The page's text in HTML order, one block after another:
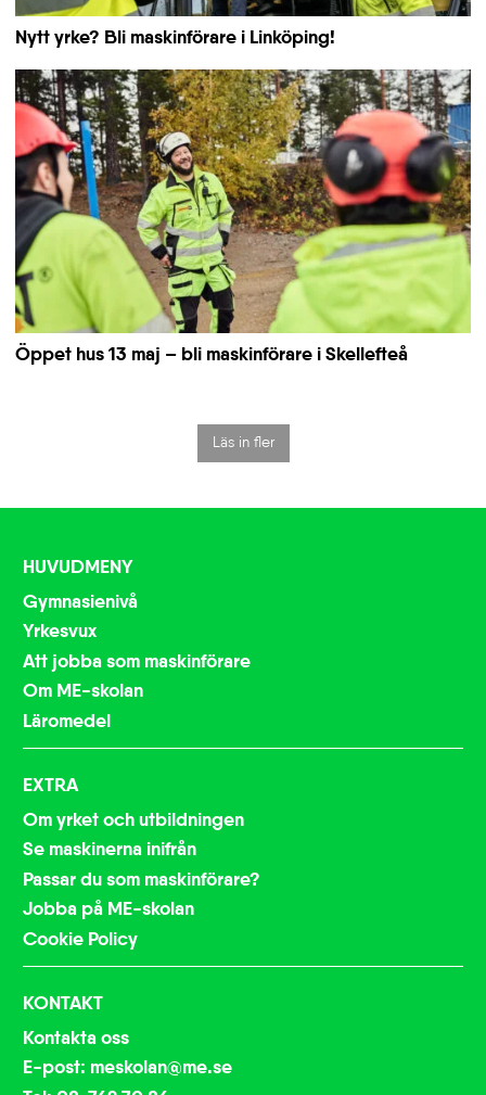
Nytt yrke? Bli maskinförare i Linköping!
Öppet hus 13 maj – bli maskinförare i Skellefteå
Läs in fler
HUVUDMENY
Gymnasienivå
Yrkesvux
Att jobba som maskinförare
Om ME-skolan
Läromedel
EXTRA
Om yrket och utbildningen
Se maskinerna inifrån
Passar du som maskinförare?
Jobba på ME-skolan
Cookie Policy
KONTAKT
Kontakta oss
E-post: meskolan@me.se